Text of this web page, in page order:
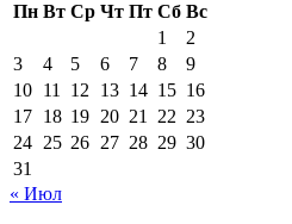
Пн Вт Ср Чт Пт Сб Вс
1
2
3
4 5 6 7 8
9
10 11 12 13 14 15 16
17 18 19 20 21 22 23
24 25 26 27 28 29 30
31
« Июл